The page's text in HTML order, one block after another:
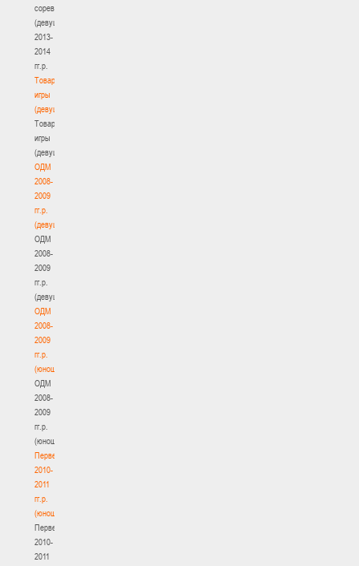
соревнования
(девушки)
2013-
2014
гг.р.
Товарищеские
игры
(девушки)
Товарищеские
игры
(девушки)
ОДМ
2008-
2009
гг.р.
(девушки)
ОДМ
2008-
2009
гг.р.
(девушки)
ОДМ
2008-
2009
гг.р.
(юноши)
ОДМ
2008-
2009
гг.р.
(юноши)
Первенство
2010-
2011
гг.р.
(юноши)
Первенство
2010-
2011